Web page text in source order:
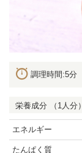
調理時間:5分
栄養成分 （1人分）
エネルギー
たんぱく質